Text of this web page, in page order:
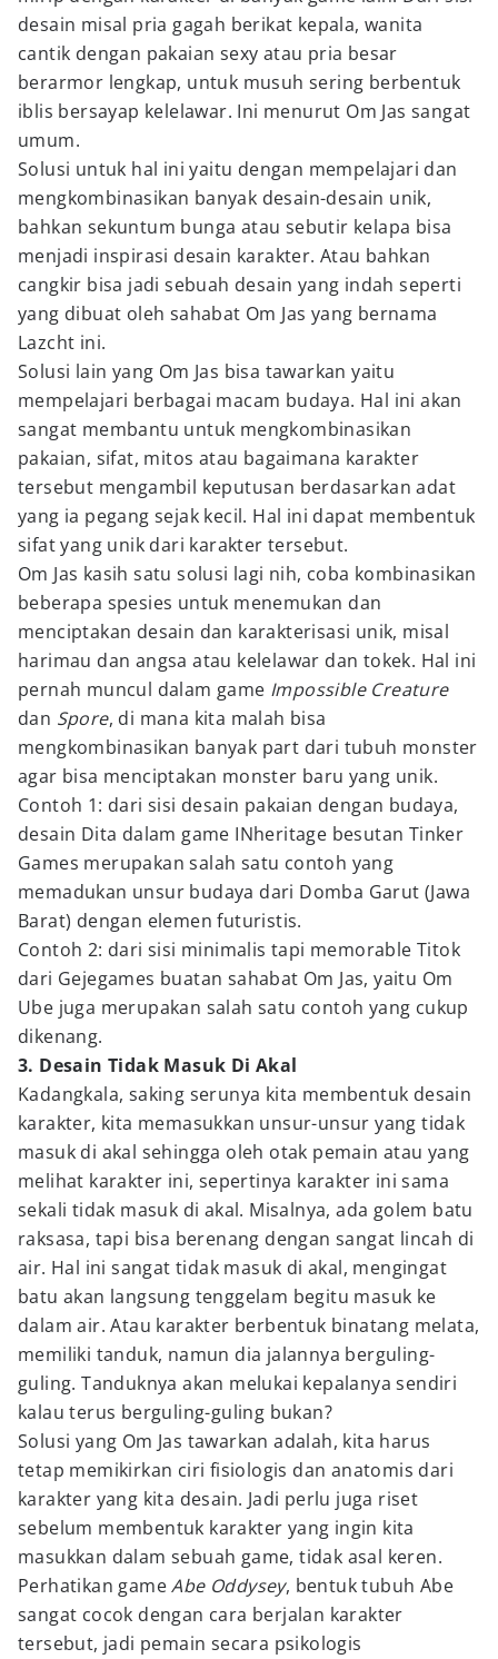
desain misal pria gagah berikat kepala, wanita
cantik dengan pakaian sexy atau pria besar
berarmor lengkap, untuk musuh sering berbentuk
iblis bersayap kelelawar. Ini menurut Om Jas sangat
umum.
Solusi untuk hal ini yaitu dengan mempelajari dan
mengkombinasikan banyak desain-desain unik,
bahkan sekuntum bunga atau sebutir kelapa bisa
menjadi inspirasi desain karakter. Atau bahkan
cangkir bisa jadi sebuah desain yang indah seperti
yang dibuat oleh sahabat Om Jas yang bernama
Lazcht ini.
Solusi lain yang Om Jas bisa tawarkan yaitu
mempelajari berbagai macam budaya. Hal ini akan
sangat membantu untuk mengkombinasikan
pakaian, sifat, mitos atau bagaimana karakter
tersebut mengambil keputusan berdasarkan adat
yang ia pegang sejak kecil. Hal ini dapat membentuk
sifat yang unik dari karakter tersebut.
Om Jas kasih satu solusi lagi nih, coba kombinasikan
beberapa spesies untuk menemukan dan
menciptakan desain dan karakterisasi unik, misal
harimau dan angsa atau kelelawar dan tokek. Hal ini
pernah muncul dalam game Impossible Creature
dan Spore, di mana kita malah bisa
mengkombinasikan banyak part dari tubuh monster
agar bisa menciptakan monster baru yang unik.
Contoh 1: dari sisi desain pakaian dengan budaya,
desain Dita dalam game INheritage besutan Tinker
Games merupakan salah satu contoh yang
memadukan unsur budaya dari Domba Garut (Jawa
Barat) dengan elemen futuristis.
Contoh 2: dari sisi minimalis tapi memorable Titok
dari Gejegames buatan sahabat Om Jas, yaitu Om
Ube juga merupakan salah satu contoh yang cukup
dikenang.
3. Desain Tidak Masuk Di Akal
Kadangkala, saking serunya kita membentuk desain
karakter, kita memasukkan unsur-unsur yang tidak
masuk di akal sehingga oleh otak pemain atau yang
melihat karakter ini, sepertinya karakter ini sama
sekali tidak masuk di akal. Misalnya, ada golem batu
raksasa, tapi bisa berenang dengan sangat lincah di
air. Hal ini sangat tidak masuk di akal, mengingat
batu akan langsung tenggelam begitu masuk ke
dalam air. Atau karakter berbentuk binatang melata,
memiliki tanduk, namun dia jalannya berguling-
guling. Tanduknya akan melukai kepalanya sendiri
kalau terus berguling-guling bukan?
Solusi yang Om Jas tawarkan adalah, kita harus
tetap memikirkan ciri fisiologis dan anatomis dari
karakter yang kita desain. Jadi perlu juga riset
sebelum membentuk karakter yang ingin kita
masukkan dalam sebuah game, tidak asal keren.
Perhatikan gameAbe Oddysey, bentuk tubuh Abe
sangat cocok dengan cara berjalan karakter
tersebut, jadi pemain secara psikologis